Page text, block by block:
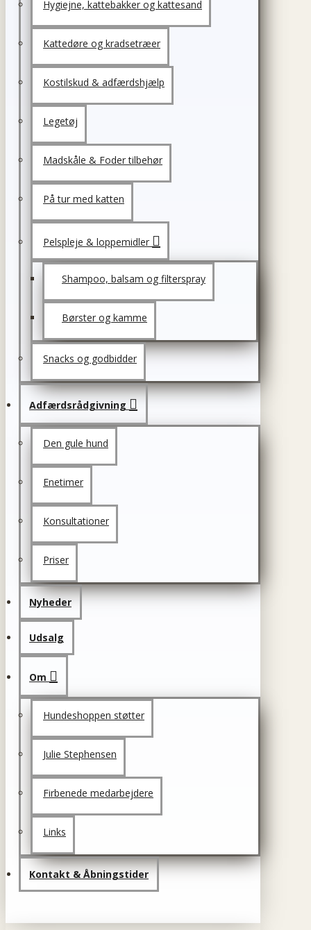
Hygiejne, kattebakker og kattesand
Kattedøre og kradsetræer
Kostilskud & adfærdshjælp
Legetøj
Madskåle & Foder tilbehør
På tur med katten
Pelspleje & loppemidler
Shampoo, balsam og filterspray
Børster og kamme
Snacks og godbidder
Adfærdsrådgivning
Den gule hund
Enetimer
Konsultationer
Priser
Nyheder
Udsalg
Om
Hundeshoppen støtter
Julie Stephensen
Firbenede medarbejdere
Links
Kontakt & Åbningstider